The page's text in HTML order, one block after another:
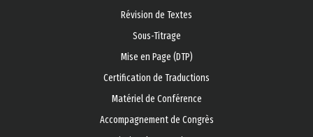
Révision de Textes
Sous-Titrage
Mise en Page (DTP)
Certification de Traductions
Matériel de Conférence
Accompagnement de Congrès